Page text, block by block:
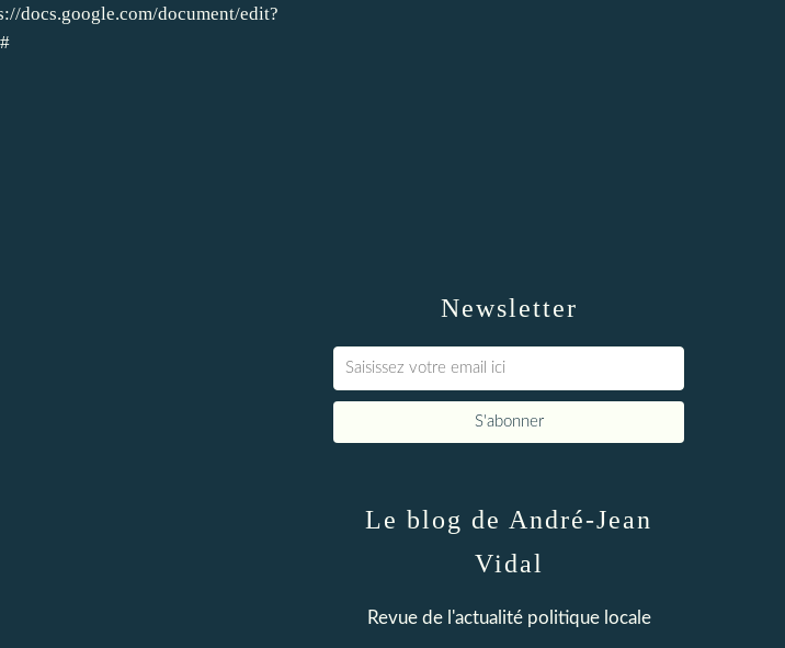
docs.google.com/document/edit?
Newsletter
Le blog de André-Jean
Vidal
Revue de l'actualité politique locale